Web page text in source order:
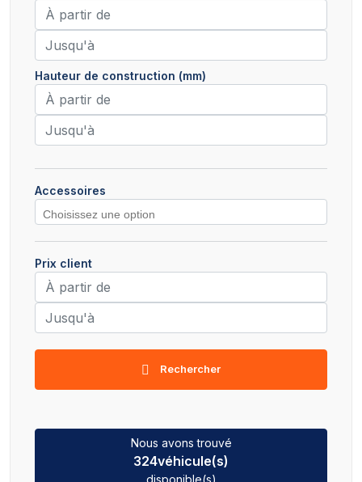
Hauteur de construction (mm)
Accessoires
Prix client
Rechercher
Nous avons trouvé
324véhicule(s)
disponible(s)